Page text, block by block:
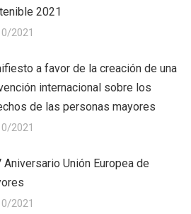
2021
2021
a favor de la creación de una
internacional sobre los
de las personas mayores
2021
Aniversario Unión Europea de
2021